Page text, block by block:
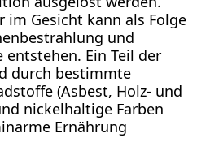
im Gesicht kann als Folge
und
Ein Teil der
durch bestimmte
(Asbest, Holz- und
nickelhaltige Farben
Ernährung